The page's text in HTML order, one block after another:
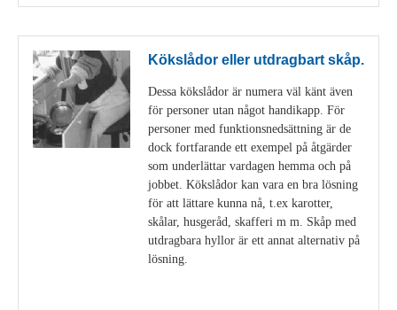
Kökslådor eller utdragbart skåp.
Dessa kökslådor är numera väl känt även
för personer utan något handikapp. För
personer med funktionsnedsättning är de
dock fortfarande ett exempel på åtgärder
som underlättar vardagen hemma och på
jobbet. Kökslådor kan vara en bra lösning
för att lättare kunna nå, t.ex karotter,
skålar, husgeråd, skafferi m m. Skåp med
utdragbara hyllor är ett annat alternativ på
lösning.